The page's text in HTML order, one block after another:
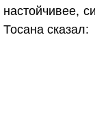
настойчивее,
Тосана сказал: